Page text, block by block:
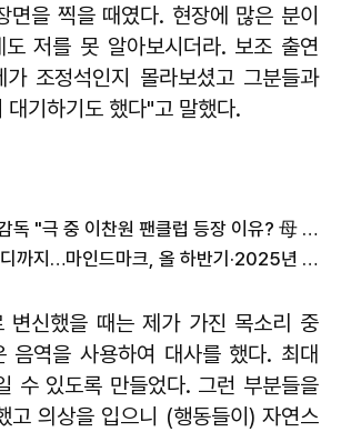
면을 찍을 때였다. 현장에 많은 분이
도 저를 못 알아보시더라. 보조 출연
가 조정석인지 몰라보셨고 그분들과
대기하기도 했다"고 말했다.
'파일럿' 김한결 감독 "극 중 이찬원 팬클럽 등장 이유? 母 실제 '찬스'"
오컬트부터 코미디까지…마인드마크, 올 하반기·2025년 영화 1차 라인업 공개
변신했을 때는 제가 가진 목소리 중
음역을 사용하여 대사를 했다. 최대
수 있도록 만들었다. 그런 부분들을
고 의상을 입으니 (행동들이) 자연스